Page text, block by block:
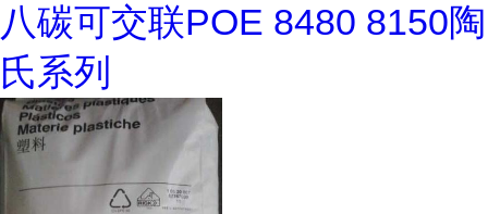
八碳可交联POE 8480 8150陶
氏系列